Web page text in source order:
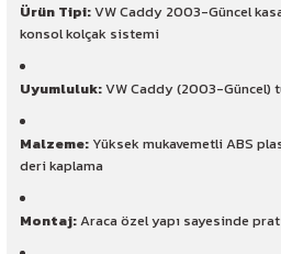
Ürün Tipi:VW Caddy 2003-Güncel
konsol kolçak sistemi
Uyumluluk:VW Caddy (2003-Güncel)
Malzeme: Yüksek mukavemetli ABS
deri kaplama
Montaj:Araca özel yapı sayesinde